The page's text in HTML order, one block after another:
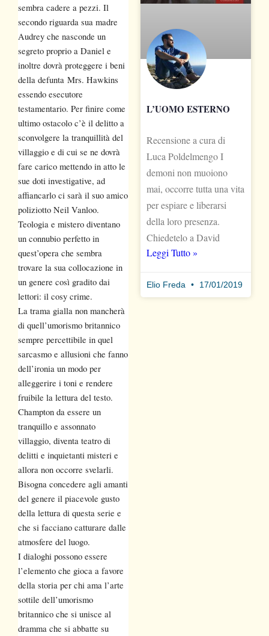
sembra cadere a pezzi. Il
secondo riguarda sua madre
Audrey che nasconde un
segreto proprio a Daniel e
inoltre dovrà proteggere i beni
della defunta Mrs. Hawkins
essendo esecutore
testamentario. Per finire come
ultimo ostacolo c’è il delitto a
sconvolgere la tranquillità del
villaggio e di cui se ne dovrà
fare carico mettendo in atto le
sue doti investigative, ad
affiancarlo ci sarà il suo amico
poliziotto Neil Vanloo.
Teologia e mistero diventano
un connubio perfetto in
quest’opera che sembra
trovare la sua collocazione in
un genere così gradito dai
lettori: il cosy crime.
La trama gialla non mancherà
di quell’umorismo britannico
sempre percettibile in quel
sarcasmo e allusioni che fanno
dell’ironia un modo per
alleggerire i toni e rendere
fruibile la lettura del testo.
Champton da essere un
tranquillo e assonnato
villaggio, diventa teatro di
delitti e inquietanti misteri e
allora non occorre svelarli.
Bisogna concedere agli amanti
del genere il piacevole gusto
della lettura di questa serie e
che si facciano catturare dalle
atmosfere del luogo.
I dialoghi possono essere
l’elemento che gioca a favore
della storia per chi ama l’arte
sottile dell’umorismo
britannico che si unisce al
dramma che si abbatte su
L’UOMO ESTERNO
Recensione a cura di
Luca Poldelmengo I
demoni non muoiono
mai, occorre tutta una vita
per espiare e liberarsi
della loro presenza.
Chiedetelo a David
Leggi Tutto »
Elio Freda 17/01/2019